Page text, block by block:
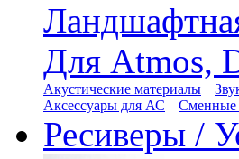
Для Atmos,
Акустические материалы
Аксессуары для АС
Сменные
Ресиверы /